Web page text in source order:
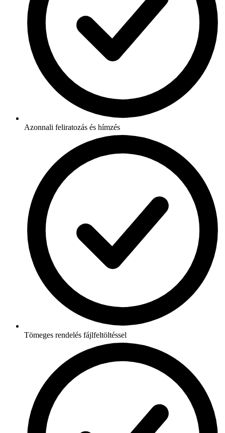
Azonnali feliratozás és hímzés
Tömeges rendelés fájlfeltöltéssel